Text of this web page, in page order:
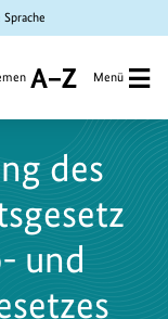
Menü
des
und